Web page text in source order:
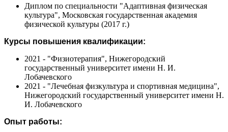
Диплом по специальности "Адаптивная физическая
культура", Московская государственная академия
физической культуры (2017 г.)
Курсы повышения квалификации:
2021 - "Физиотерапия", Нижегородский
государственный университет имени Н. И.
Лобачевского
2021 - "Лечебная физкультура и спортивная медицина",
Нижегородский государственный университет имени Н.
И. Лобачевского
Опыт работы: